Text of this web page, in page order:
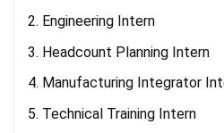
Engineering Intern
Headcount Planning Intern
Manufacturing Integrator
Technical Training Intern